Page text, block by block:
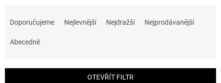
Doporučujeme Nejlevnější Nejdražší Nejprodávanější
Abecedně
OTEVŘÍT FILTR